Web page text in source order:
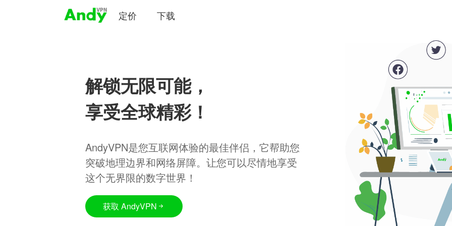
定价 下载
解锁无限可能，
享受全球精彩！
AndyVPN是您互联网体验的最佳伴侣，它帮助您
突破地理边界和网络屏障。让您可以尽情地享受
这个无界限的数字世界！
获取 AndyVPN